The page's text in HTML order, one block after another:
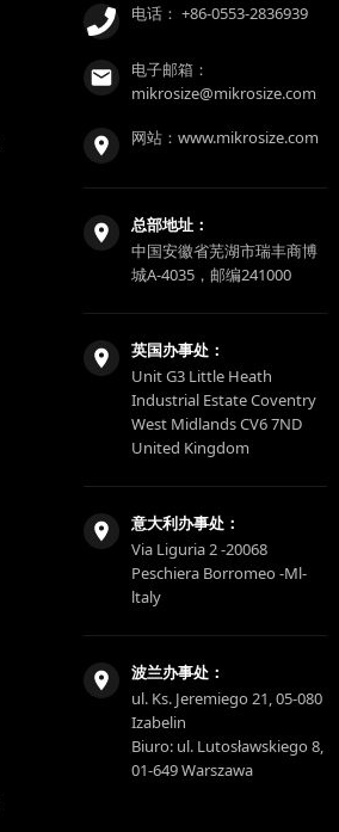
电话： +86-0553-2836939
电子邮箱：
mikrosize@mikrosize.com
网站： www.mikrosize.com
总部地址：
中国安徽省芜湖市瑞丰商博
城A-4035，邮编241000
英国办事处：
Unit G3 Little Heath
Industrial Estate Coventry
West Midlands CV6 7ND
United Kingdom
意大利办事处：
Via Liguria 2 -20068
Peschiera Borromeo -Ml-
ltaly
波兰办事处：
ul. Ks. Jeremiego 21, 05-080
Izabelin
Biuro: ul. Lutosławskiego 8,
01-649 Warszawa